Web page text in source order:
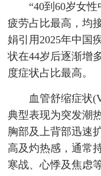
“40到60岁女
疲劳占比最高，均
娟引用2025年中国
状在44岁后逐渐增
度症状占比最高。
血管舒缩症状
典型表现为突发潮
胸部及上背部迅速
高及灼热感，通常
寒战、心悸及焦虑